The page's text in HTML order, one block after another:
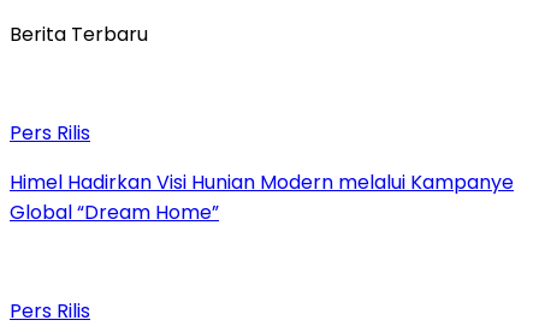
Berita Terbaru
Pers Rilis
Himel Hadirkan Visi Hunian Modern melalui Kampanye
Global “Dream Home”
Pers Rilis